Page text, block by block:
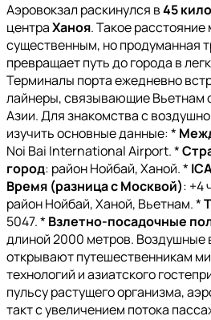
Аэровокзал раскинулся в45
центраХаноя. Такое
существенным, но продуманная
превращает путь до города в
Терминалы порта ежедневно
лайнеры, связывающие Вьетнам
Азии. Для знакомства с
изучить основные данные: *
Noi Bai International Airport. *
город: район Нойбай, Ханой. *
Время (разница с Москвой): +4
район Нойбай, Ханой, Вьетнам. *
5047. * Взлетно-посадочные
длиной 2000 метров. Воздушные
открывают путешественникам
технологий и азиатского
пульсу растущего организма,
такт с увеличением потока